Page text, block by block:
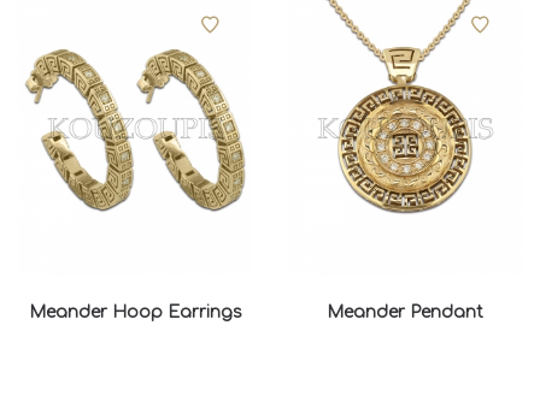
Meander Hoop Earrings Meander Pendant